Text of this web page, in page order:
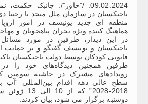
09.02.2024. /”خاور”/. جانبک
تاجیکستان در سازمان ملل متحد با رجینا
منطقه ای جدید یونیسف در امور
هماهنگ کننده ویژه بحران پناهجویان و
در این دیدار، طرفین در مورد
تاجیکستان و یونیسف گفتگو و بر حمایت
قانونی کودکان توسط دولت تاجیکستان
طرفین همچنین دیدگاه‌های خود را
رویدادهای مشترک در حاشیه سومین
سطح عالی دهه اقدام بین‌المللی “آب
دوشنبه برگزار می شود، بیان کردند.